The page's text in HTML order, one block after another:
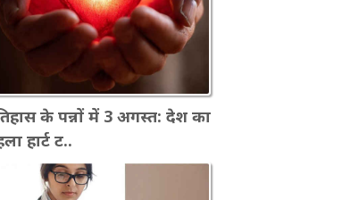
के पन्नों में 3 अगस्त: देश का
हार्ट ट..